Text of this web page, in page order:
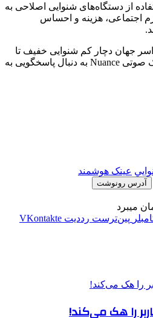
از دستگاه‌های شنوایی اصلاحی به
اجتماعی، هزینه و احساس
در سراسر جهان دچار کم شنوایی خفیف تا
متوسط هستند و معرفی عینک صوتی Nuance به دنبال پاسخگویی به
عینک هوشمند
آدرس رونوشت
‫پین‌ترست ‫رددیت ‫VKontakte
را هک می‌کند!